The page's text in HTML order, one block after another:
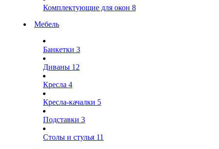
Комплектующие для окон 8
Мебель
Банкетки 3
Диваны 12
Кресла 4
Кресла-качалки 5
Подставки 3
Столы и стулья 11